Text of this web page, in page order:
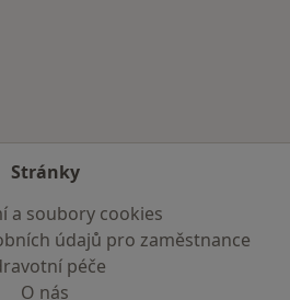
Stránky
a soubory cookies
údajů pro zaměstnance
péče
O nás